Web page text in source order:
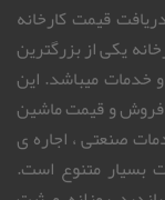
قیمت کارخانه
یکی از بزرگترین
خدمات میباشد. این
فروش و قیمت ماشین
صنعتی ، اجاره ی
بسیار متنوع است.